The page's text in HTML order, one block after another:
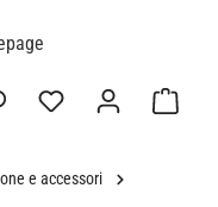
e accessori